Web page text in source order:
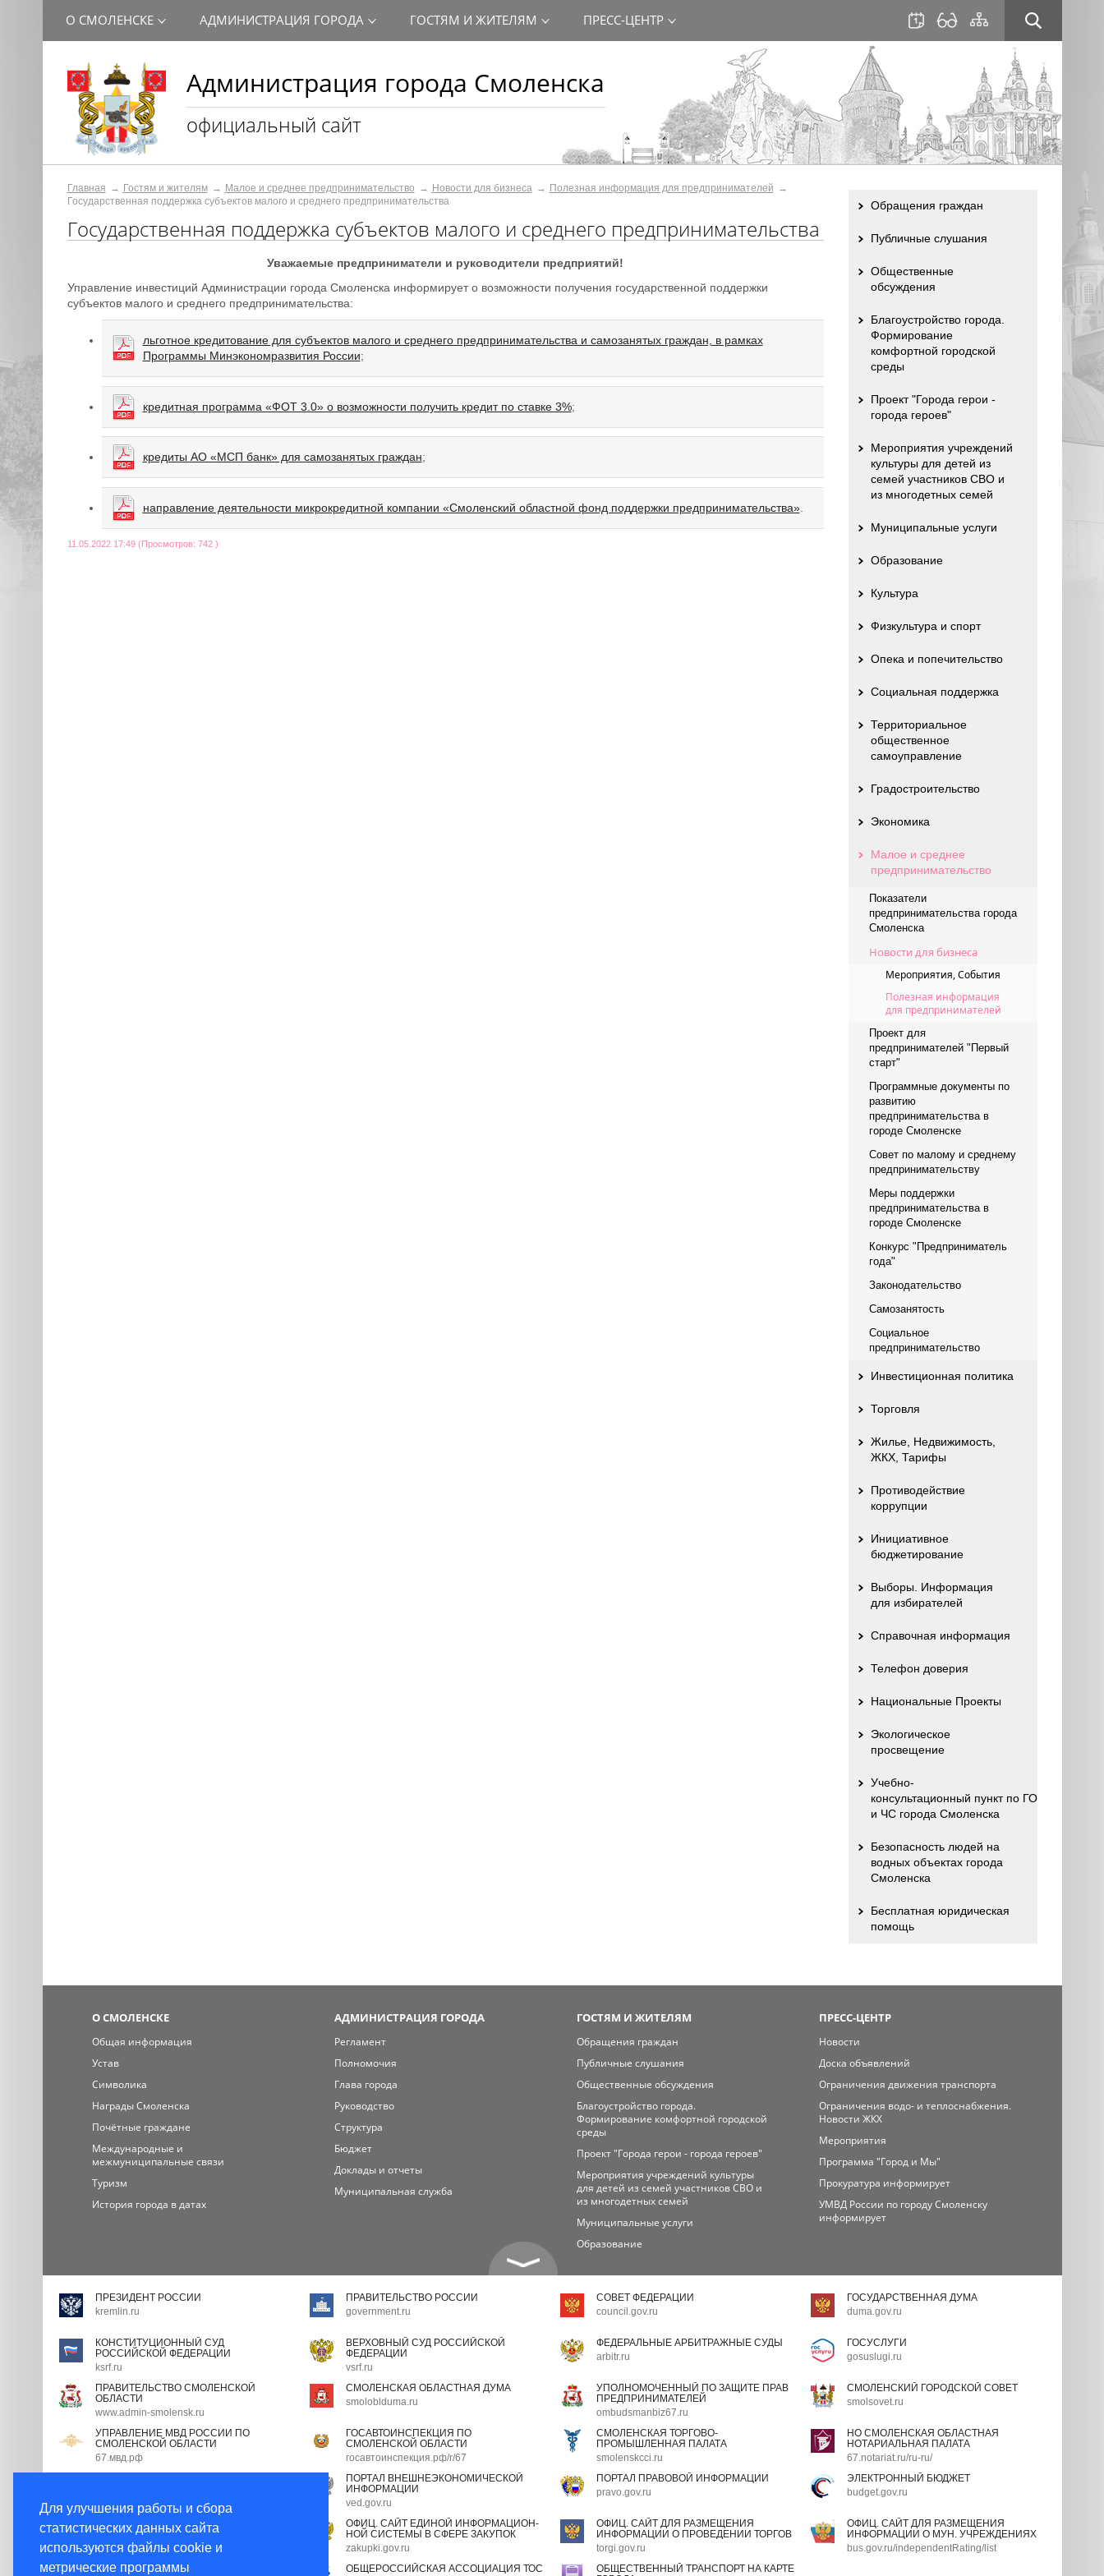
Для улучшения работы и сбора
статистических данных сайта
используются файлы cookie и
метрические программы
Администрация города Смоленска
официальный сайт
О СМОЛЕНСКЕ АДМИНИСТРАЦИЯ ГОРОДА ГОСТЯМ И ЖИТЕЛЯМ ПРЕСС-ЦЕНТР
Главная Гостям и жителям Малое и среднее предпринимательство Новости для бизнеса
Полезная информация для предпринимателей
Государственная поддержка субъектов малого и среднего предпринимательства
Государственная поддержка субъектов малого и среднего предпринимательства
Уважаемые предприниматели и руководители предприятий!
Управление инвестиций Администрации города Смоленска информирует о возможности получения государственной поддержки
субъектов малого и среднего предпринимательства:
льготное кредитование для субъектов малого и среднего предпринимательства и самозанятых граждан, в рамках
Программы Минэкономразвития России;
кредитная программа «ФОТ 3.0» о возможности получить кредит по ставке 3%;
кредиты АО «МСП банк» для самозанятых граждан;
направление деятельности микрокредитной компании «Смоленский областной фонд поддержки предпринимательства».
11.05.2022 17:49 (Просмотров: 742 )
Обращения граждан
Публичные слушания
Общественные
обсуждения
Благоустройство города.
Формирование
комфортной городской
среды
Проект "Города герои -
города героев"
Мероприятия учреждений
культуры для детей из
семей участников СВО и
из многодетных семей
Муниципальные услуги
Образование
Культура
Физкультура и спорт
Опека и попечительство
Социальная поддержка
Территориальное
общественное
самоуправление
Градостроительство
Экономика
Малое и среднее
предпринимательство
Показатели
предпринимательства города
Смоленска
Новости для бизнеса
Мероприятия, События
Полезная информация
для предпринимателей
Проект для
предпринимателей "Первый
старт"
Программные документы по
развитию
предпринимательства в
городе Смоленске
Совет по малому и среднему
предпринимательству
Меры поддержки
предпринимательства в
городе Смоленске
Конкурс "Предприниматель
года"
Законодательство
Самозанятость
Социальное
предпринимательство
Инвестиционная политика
Торговля
Жилье, Недвижимость,
ЖКХ, Тарифы
Противодействие
коррупции
Инициативное
бюджетирование
Выборы. Информация
для избирателей
Справочная информация
Телефон доверия
Национальные Проекты
Экологическое
просвещение
Учебно-
консультационный пункт по ГО
и ЧС города Смоленска
Безопасность людей на
водных объектах города
Смоленска
Бесплатная юридическая
помощь
О СМОЛЕНСКЕ
Общая информация
Устав
Символика
Награды Смоленска
Почётные граждане
Международные и
межмуниципальные связи
Туризм
История города в датах
АДМИНИСТРАЦИЯ ГОРОДА
Регламент
Полномочия
Глава города
Руководство
Структура
Бюджет
Доклады и отчеты
Муниципальная служба
ГОСТЯМ И ЖИТЕЛЯМ
Обращения граждан
Публичные слушания
Общественные обсуждения
Благоустройство города.
Формирование комфортной городской
среды
Проект "Города герои - города героев"
Мероприятия учреждений культуры
для детей из семей участников СВО и
из многодетных семей
Муниципальные услуги
Образование
ПРЕСС-ЦЕНТР
Новости
Доска объявлений
Ограничения движения транспорта
Ограничения водо- и теплоснабжения.
Новости ЖКХ
Мероприятия
Программа "Город и Мы"
Прокуратура информирует
УМВД России по городу Смоленску
информирует
ПРЕЗИДЕНТ РОССИИ
kremlin.ru
ПРАВИТЕЛЬСТВО РОССИИ
government.ru
СОВЕТ ФЕДЕРАЦИИ
council.gov.ru
ГОСУДАРСТВЕННАЯ ДУМА
duma.gov.ru
КОНСТИТУЦИОННЫЙ СУД
РОССИЙСКОЙ ФЕДЕРАЦИИ
ksrf.ru
ВЕРХОВНЫЙ СУД РОССИЙСКОЙ
ФЕДЕРАЦИИ
vsrf.ru
ФЕДЕРАЛЬНЫЕ АРБИТРАЖНЫЕ СУДЫ
arbitr.ru
ГОСУСЛУГИ
gosuslugi.ru
ПРАВИТЕЛЬСТВО СМОЛЕНСКОЙ
ОБЛАСТИ
www.admin-smolensk.ru
СМОЛЕНСКАЯ ОБЛАСТНАЯ ДУМА
smoloblduma.ru
УПОЛНОМОЧЕННЫЙ ПО ЗАЩИТЕ ПРАВ
ПРЕДПРИНИМАТЕЛЕЙ
ombudsmanbiz67.ru
СМОЛЕНСКИЙ ГОРОДСКОЙ СОВЕТ
smolsovet.ru
УПРАВЛЕНИЕ МВД РОССИИ ПО
СМОЛЕНСКОЙ ОБЛАСТИ
67.мвд.рф
ГОСАВТОИНСПЕКЦИЯ ПО
СМОЛЕНСКОЙ ОБЛАСТИ
госавтоинспекция.рф/r/67
СМОЛЕНСКАЯ ТОРГОВО-
ПРОМЫШЛЕННАЯ ПАЛАТА
smolenskcci.ru
НО СМОЛЕНСКАЯ ОБЛАСТНАЯ
НОТАРИАЛЬНАЯ ПАЛАТА
67.notariat.ru/ru-ru/
gossluzhba.gov.ru
ПОРТАЛ ВНЕШНЕЭКОНОМИЧЕСКОЙ
ИНФОРМАЦИИ
ved.gov.ru
ПОРТАЛ ПРАВОВОЙ ИНФОРМАЦИИ
pravo.gov.ru
ЭЛЕКТРОННЫЙ БЮДЖЕТ
budget.gov.ru
ЭКСПЕРТНЫЙ СОВЕТ ПРИ
ПРАВИТЕЛЬСТВЕ РФ
open.gov.ru
ОФИЦ. САЙТ ЕДИНОЙ ИНФОРМАЦИОН-
НОЙ СИСТЕМЫ В СФЕРЕ ЗАКУПОК
zakupki.gov.ru
ОФИЦ. САЙТ ДЛЯ РАЗМЕЩЕНИЯ
ИНФОРМАЦИИ О ПРОВЕДЕНИИ ТОРГОВ
torgi.gov.ru
ОФИЦ. САЙТ ДЛЯ РАЗМЕЩЕНИЯ
ИНФОРМАЦИИ О МУН. УЧРЕЖДЕНИЯХ
bus.gov.ru/independentRating/list
НОРМАТИВНЫЕ ПРАВОВЫЕ АКТЫ В
ОБЩЕРОССИЙСКАЯ АССОЦИАЦИЯ ТОС
ОБЩЕСТВЕННЫЙ ТРАНСПОРТ НА КАРТЕ